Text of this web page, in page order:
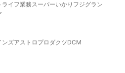
ライフ業務スーパーいかり フジグラン
ンズアストロプロダクツDCM